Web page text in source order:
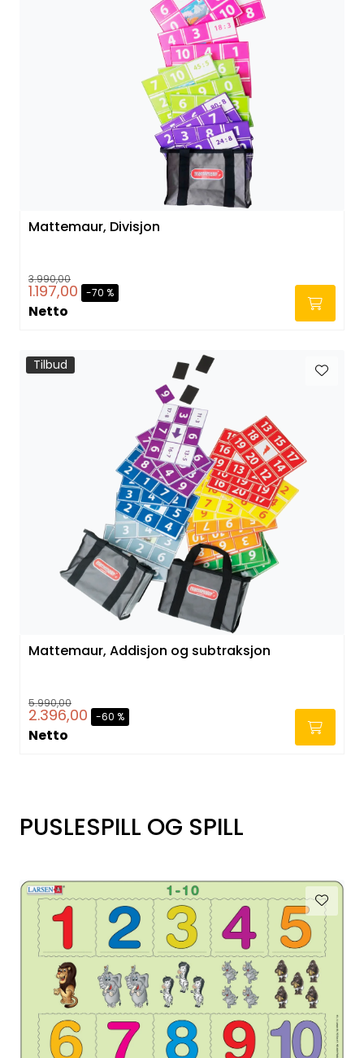
Mattemaur, Divisjon
3.990,00
1.197,00 -70 %
Netto
Tilbud
Mattemaur, Addisjon og subtraksjon
5.990,00
2.396,00 -60 %
Netto
PUSLESPILL OG SPILL